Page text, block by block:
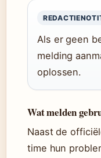
Als er geen
melding
oplossen.
Wat melden
Naast de
time hun